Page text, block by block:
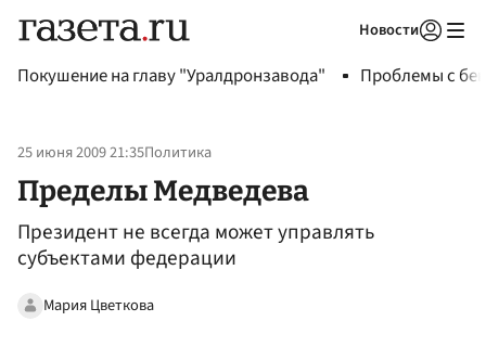
Новости
Покушение на главу "Уралдронзавода" Проблемы с
25 июня 2009 21:35Политика
Пределы Медведева
Президент не всегда может управлять
субъектами федерации
Мария Цветкова